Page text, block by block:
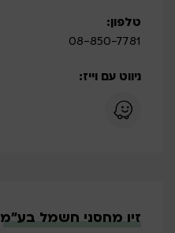
טלפון:
08-850-7781
ניווט עם וייז:
זיו מחסני חשמל בע”מ